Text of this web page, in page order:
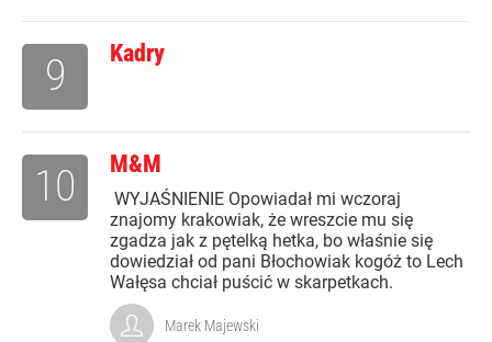
Kadry
9
M&M
WYJAŚNIENIE Opowiadał mi wczoraj
znajomy krakowiak, że wreszcie mu się
zgadza jak z pętelką hetka, bo właśnie się
dowiedział od pani Błochowiak kogóż to Lech
Wałęsa chciał puścić w skarpetkach.
10
Marek Majewski